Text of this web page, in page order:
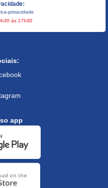
privacidade
às 17h30
app